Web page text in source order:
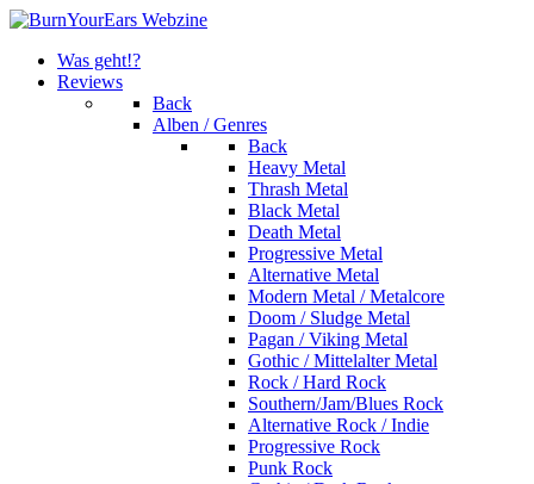
Was geht!?
Reviews
Back
Alben / Genres
Back
Heavy Metal
Thrash Metal
Black Metal
Death Metal
Progressive Metal
Alternative Metal
Modern Metal / Metalcore
Doom / Sludge Metal
Pagan / Viking Metal
Gothic / Mittelalter Metal
Rock / Hard Rock
Southern/Jam/Blues Rock
Alternative Rock / Indie
Progressive Rock
Punk Rock